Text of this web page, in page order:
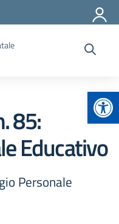
85:
Educativo
Personale